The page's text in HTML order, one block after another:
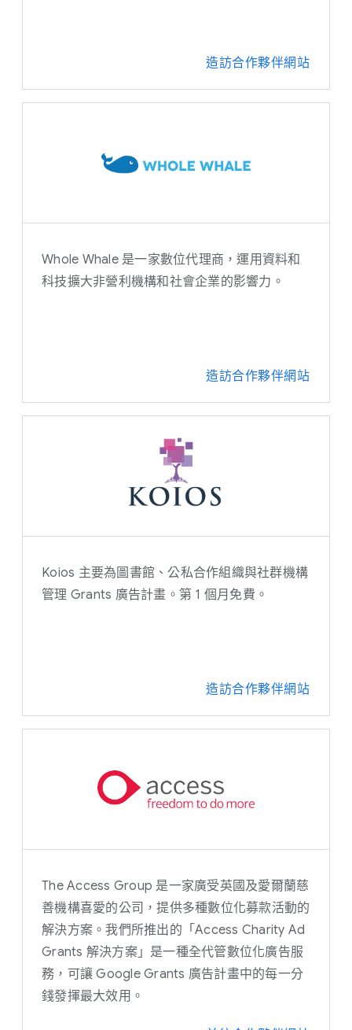
造訪合作夥伴網站
Whole Whale 是一家數位代理商，運用資料和
科技擴大非營利機構和社會企業的影響力。
造訪合作夥伴網站
Koios 主要為圖書館、公私合作組織與社群機構
管理 Grants 廣告計畫。第 1 個月免費。
造訪合作夥伴網站
The Access Group 是一家廣受英國及愛爾蘭慈
善機構喜愛的公司，提供多種數位化募款活動的
解決方案。我們所推出的「Access Charity Ad
Grants 解決方案」是一種全代管數位化廣告服
務，可讓 Google Grants 廣告計畫中的每一分
錢發揮最大效用。